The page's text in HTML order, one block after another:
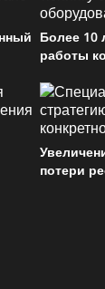
Более 10
работы
потери